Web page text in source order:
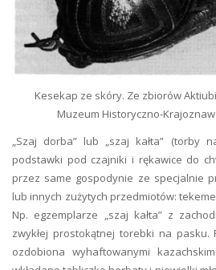
Kesekap ze skóry. Ze zbiorów
Muzeum Historyczno-
„Szaj dorba” lub „szaj kałta” (torby
podstawki pod czajniki i rękawice do
przez same gospodynie ze specjalnie
lub innych zużytych przedmiotów:
Np. egzemplarze „szaj kałta” z
zwykłej prostokątnej torebki na
ozdobiona wyhaftowanymi